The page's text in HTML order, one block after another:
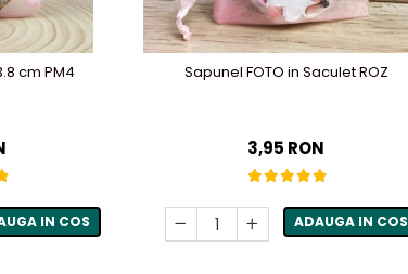
cm PM4
IN COS
Sapunel FOTO in Saculet ROZ
3,95 RON
ADAUGA IN COS